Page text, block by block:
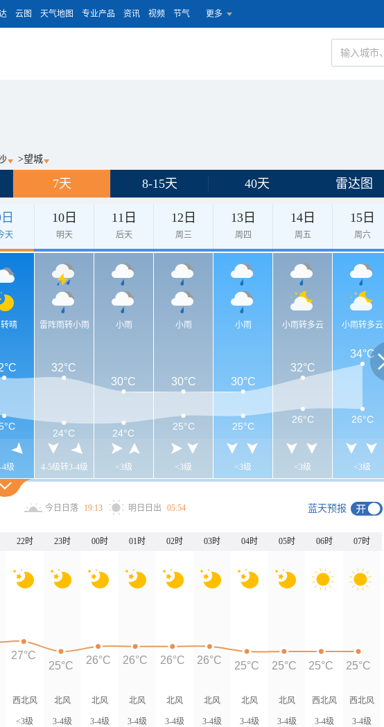
云图 天气地图 专业产品 资讯 视频 节气 更多
>望城
7天 8-15天 40天 雷达图
天
10日
明天
11日
后天
12日
周三
13日
周四
14日
周五
15日
周六
转晴
4级
雷阵雨转小雨
4-5级转3-4级
小雨
<3级
小雨
<3级
小雨
<3级
小雨转多云
<3级
小雨转多云
<3级
32°C
30°C
30°C 30°C
32°C
34°C
24°C 24°C
25°C 25°C
26°C 26°C
今日日落 19:13 明日日出 05:54 蓝天预报
22时 23时 00时 01时 02时 03时 04时 05时 06时 07时
西北风
<3级
北风
3-4级
北风
3-4级
北风
3-4级
北风
3-4级
北风
3-4级
北风
3-4级
北风
3-4级
西北风
3-4级
西北风
3-4级
27°C
25°C 26°C 26°C 26°C 26°C 25°C 25°C 25°C 25°C